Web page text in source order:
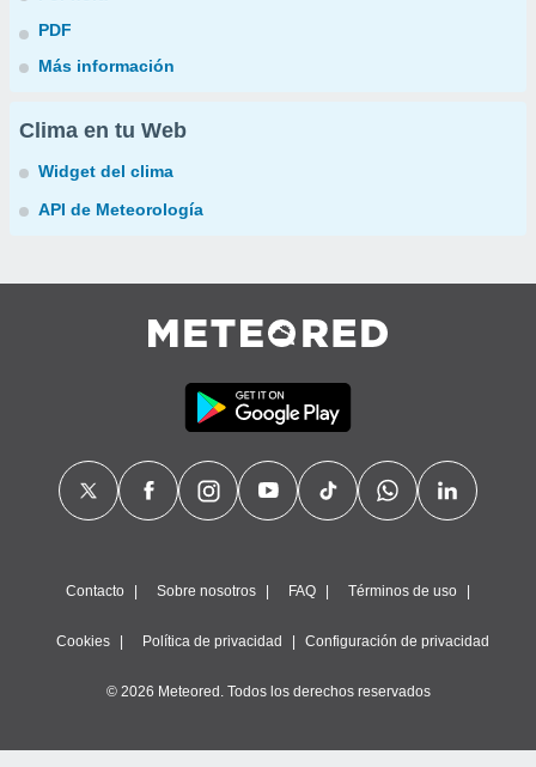
PDF
Más información
Clima en tu Web
Widget del clima
API de Meteorología
Contacto Sobre nosotros FAQ Términos de uso
Cookies Política de privacidad Configuración de privacidad
© 2026 Meteored. Todos los derechos reservados